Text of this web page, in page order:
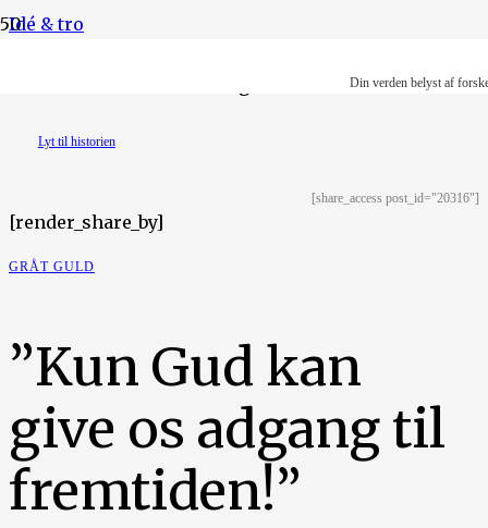
Din verden belyst af
Idé & tro
Lyt til historien
[share_access post_id="20316"]
[render_share_by]
GRÅT GULD
”Kun Gud kan
give os adgang til
fremtiden!”